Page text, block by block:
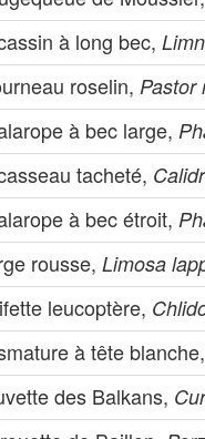
à long bec,
roselin, Pastor
à bec large,
tacheté,
à bec étroit,
rousse,Limosa
leucoptère,
à tête blanche,
des Balkans,